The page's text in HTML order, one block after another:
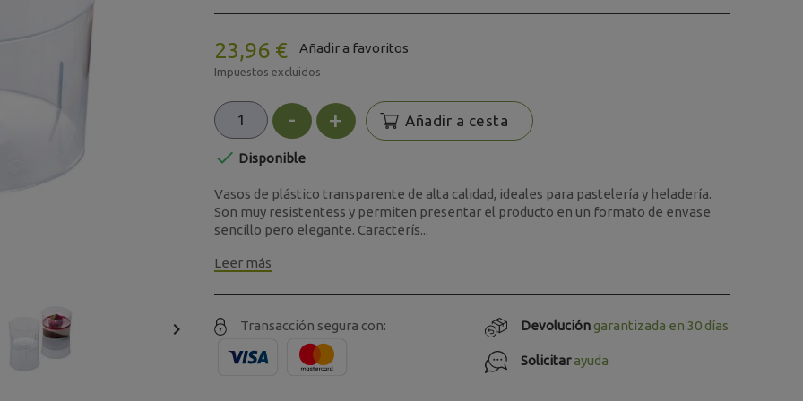

23,96 € Añadir a favoritos
Impuestos excluidos
- + Añadir a cesta
 Disponible
Vasos de plástico transparente de alta calidad, ideales para pastelería y heladería.
Son muy resistentess y permiten presentar el producto en un formato de envase
sencillo pero elegante. Caracterís...
Leer más
Transacción segura con: Devolucióngarantizada en 30 días
Solicitarayuda